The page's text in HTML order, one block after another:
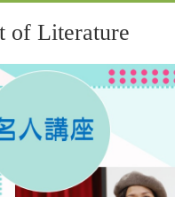
of Literature